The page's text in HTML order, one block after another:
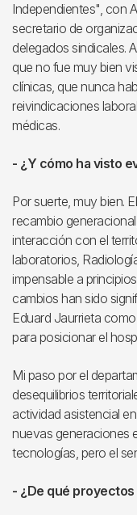
Independientes", con
secretario de
delegados sindicales.
que no fue muy bien
clínicas, que nunca
reivindicaciones
médicas.
- ¿Y cómo ha visto
Por suerte, muy bien.
recambio
interacción con el
laboratorios,
impensable a
cambios han sido
Eduard Jaurrieta
para posicionar el
Mi paso por el
desequilibrios
actividad asistencial
nuevas generaciones
tecnologías, pero el
- ¿De qué